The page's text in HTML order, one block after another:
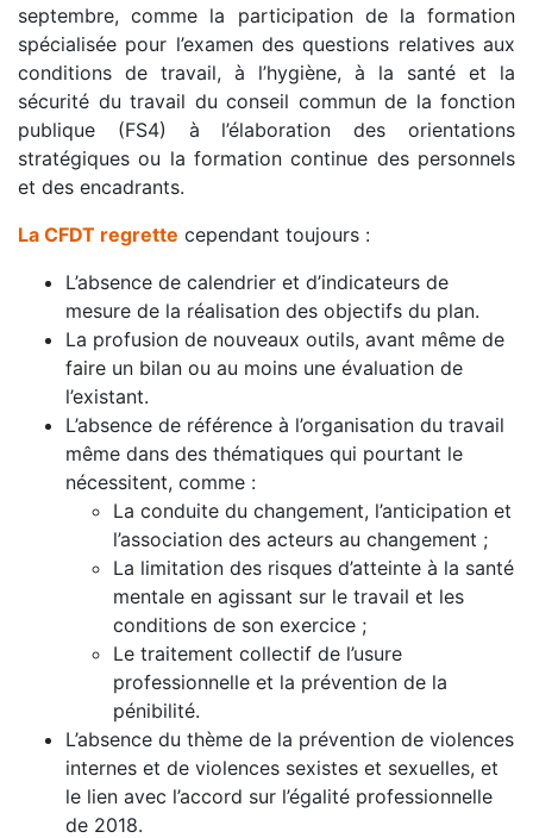
septembre, comme la participation de la formation
spécialisée pour l’examen des questions relatives aux
conditions de travail, à l’hygiène, à la santé et la
sécurité du travail du conseil commun de la fonction
publique (FS4) à l’élaboration des orientations
stratégiques ou la formation continue des personnels
et des encadrants.
La CFDT regrette cependant toujours :
L’absence de calendrier et d’indicateurs de
mesure de la réalisation des objectifs du plan.
La profusion de nouveaux outils, avant même de
faire un bilan ou au moins une évaluation de
l’existant.
L’absence de référence à l’organisation du travail
même dans des thématiques qui pourtant le
nécessitent, comme :
La conduite du changement, l’anticipation et
l’association des acteurs au changement ;
La limitation des risques d’atteinte à la santé
mentale en agissant sur le travail et les
conditions de son exercice ;
Le traitement collectif de l’usure
professionnelle et la prévention de la
pénibilité.
L’absence du thème de la prévention de violences
internes et de violences sexistes et sexuelles, et
le lien avec l’accord sur l’égalité professionnelle
de 2018.